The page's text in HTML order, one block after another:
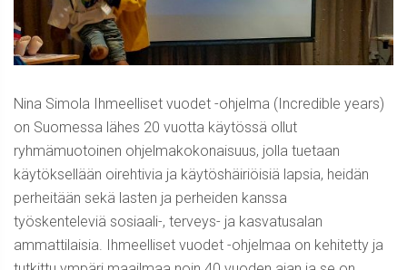
Nina Simola Ihmeelliset vuodet -ohjelma (Incredible years)
on Suomessa lähes 20 vuotta käytössä ollut
ryhmämuotoinen ohjelmakokonaisuus, jolla tuetaan
käytöksellään oirehtivia ja käytöshäiriöisiä lapsia, heidän
perheitään sekä lasten ja perheiden kanssa
työskenteleviä sosiaali-, terveys- ja kasvatusalan
ammattilaisia. Ihmeelliset vuodet -ohjelmaa on kehitetty ja